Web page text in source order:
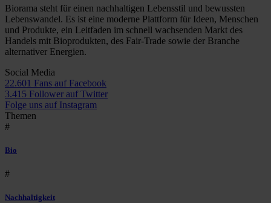
Biorama steht für einen nachhaltigen Lebensstil und bewussten
Lebenswandel. Es ist eine moderne Plattform für Ideen, Menschen
und Produkte, ein Leitfaden im schnell wachsenden Markt des
Handels mit Bioprodukten, des Fair-Trade sowie der Branche
alternativer Energien.
Social Media
22.601 Fans auf Facebook
3.415 Follower auf Twitter
Folge uns auf Instagram
Themen
#
Bio
#
Nachhaltigkeit